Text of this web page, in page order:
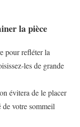
la pièce
pour refléter la
les de grande
évitera de le placer
votre sommeil